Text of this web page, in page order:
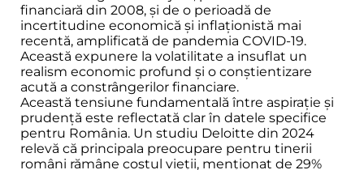
financiară din 2008, și de o perioadă de
incertitudine economică și inflaționistă mai
recentă, amplificată de pandemia COVID-19.
Această expunere la volatilitate a insuflat un
realism economic profund și o conștientizare
acută a constrângerilor financiare.
Această tensiune fundamentală între aspirație și
prudență este reflectată clar în datele specifice
pentru România. Un studiu Deloitte din 2024
relevă că principala preocupare pentru tinerii
români rămâne costul vieții, menționat de 29%